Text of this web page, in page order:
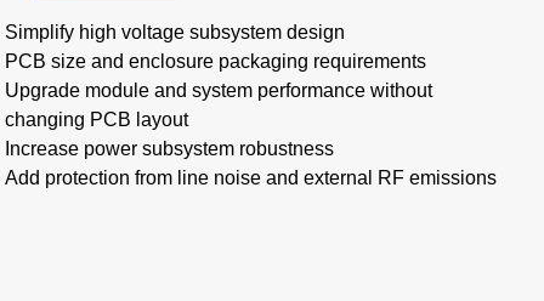
Simplify high voltage subsystem design
PCB size and enclosure packaging requirements
Upgrade module and system performance without
changing PCB layout
Increase power subsystem robustness
Add protection from line noise and external RF emissions